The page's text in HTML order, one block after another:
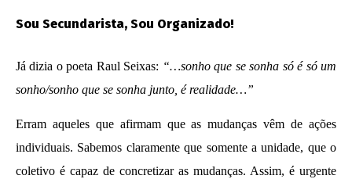
de 2013
Sou Secundarista, Sou Organizado!
Já dizia o poeta Raul Seixas: “…sonho que se sonha só é só um
sonho/sonho que se sonha junto, é realidade…”
Erram aqueles que afirmam que as mudanças vêm de ações
individuais. Sabemos claramente que somente a unidade, que o
coletivo é capaz de concretizar as mudanças. Assim, é urgente